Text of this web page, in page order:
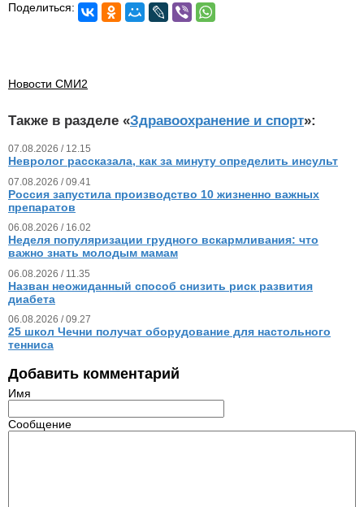
Поделиться:
Новости СМИ2
Также в разделе «Здравоохранение и спорт»:
07.08.2026 / 12.15
Невролог рассказала, как за минуту определить инсульт
07.08.2026 / 09.41
Россия запустила производство 10 жизненно важных
препаратов
06.08.2026 / 16.02
Неделя популяризации грудного вскармливания: что
важно знать молодым мамам
06.08.2026 / 11.35
Назван неожиданный способ снизить риск развития
диабета
06.08.2026 / 09.27
25 школ Чечни получат оборудование для настольного
тенниса
Добавить комментарий
Имя
Сообщение